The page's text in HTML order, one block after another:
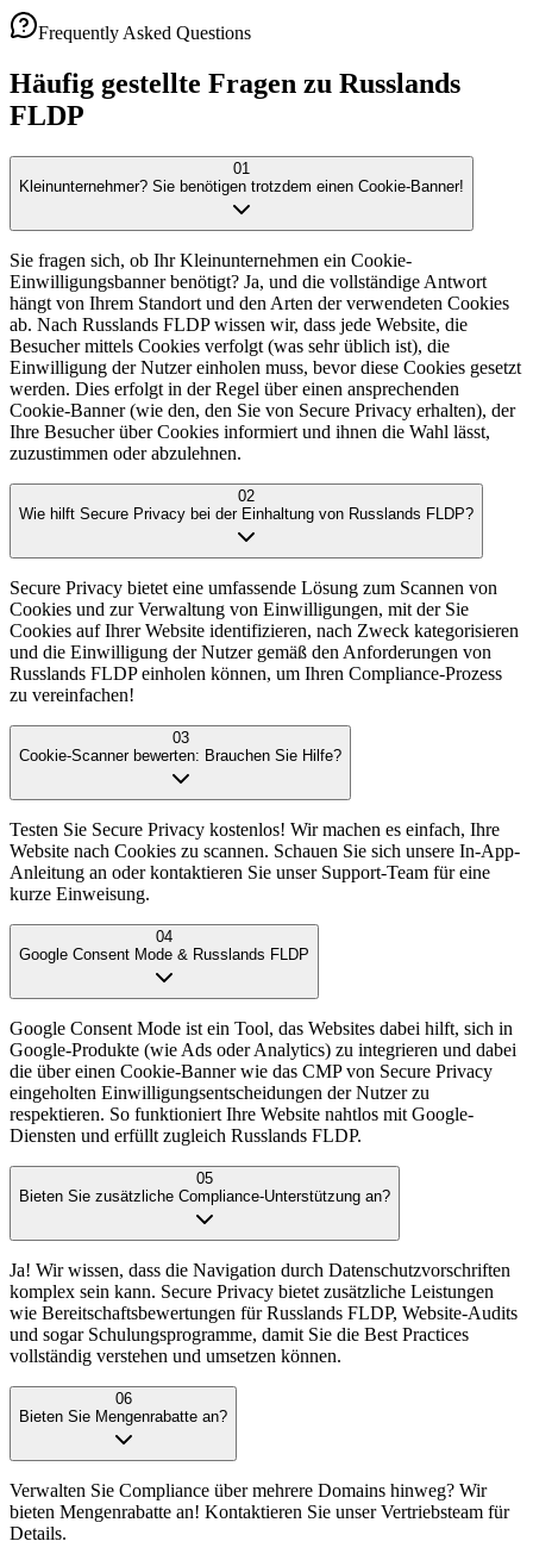
Frequently Asked Questions
Häufig gestellte Fragen zu Russlands
FLDP
01
Kleinunternehmer? Sie benötigen trotzdem einen Cookie-Banner!
Sie fragen sich, ob Ihr Kleinunternehmen ein Cookie-
Einwilligungsbanner benötigt? Ja, und die vollständige Antwort
hängt von Ihrem Standort und den Arten der verwendeten Cookies
ab. Nach Russlands FLDP wissen wir, dass jede Website, die
Besucher mittels Cookies verfolgt (was sehr üblich ist), die
Einwilligung der Nutzer einholen muss, bevor diese Cookies gesetzt
werden. Dies erfolgt in der Regel über einen ansprechenden
Cookie-Banner (wie den, den Sie von Secure Privacy erhalten), der
Ihre Besucher über Cookies informiert und ihnen die Wahl lässt,
zuzustimmen oder abzulehnen.
02
Wie hilft Secure Privacy bei der Einhaltung von Russlands FLDP?
Secure Privacy bietet eine umfassende Lösung zum Scannen von
Cookies und zur Verwaltung von Einwilligungen, mit der Sie
Cookies auf Ihrer Website identifizieren, nach Zweck kategorisieren
und die Einwilligung der Nutzer gemäß den Anforderungen von
Russlands FLDP einholen können, um Ihren Compliance-Prozess
zu vereinfachen!
03
Cookie-Scanner bewerten: Brauchen Sie Hilfe?
Testen Sie Secure Privacy kostenlos! Wir machen es einfach, Ihre
Website nach Cookies zu scannen. Schauen Sie sich unsere In-App-
Anleitung an oder kontaktieren Sie unser Support-Team für eine
kurze Einweisung.
04
Google Consent Mode & Russlands FLDP
Google Consent Mode ist ein Tool, das Websites dabei hilft, sich in
Google-Produkte (wie Ads oder Analytics) zu integrieren und dabei
die über einen Cookie-Banner wie das CMP von Secure Privacy
eingeholten Einwilligungsentscheidungen der Nutzer zu
respektieren. So funktioniert Ihre Website nahtlos mit Google-
Diensten und erfüllt zugleich Russlands FLDP.
05
Bieten Sie zusätzliche Compliance-Unterstützung an?
Ja! Wir wissen, dass die Navigation durch Datenschutzvorschriften
komplex sein kann. Secure Privacy bietet zusätzliche Leistungen
wie Bereitschaftsbewertungen für Russlands FLDP, Website-Audits
und sogar Schulungsprogramme, damit Sie die Best Practices
vollständig verstehen und umsetzen können.
06
Bieten Sie Mengenrabatte an?
Verwalten Sie Compliance über mehrere Domains hinweg? Wir
bieten Mengenrabatte an! Kontaktieren Sie unser Vertriebsteam für
Details.